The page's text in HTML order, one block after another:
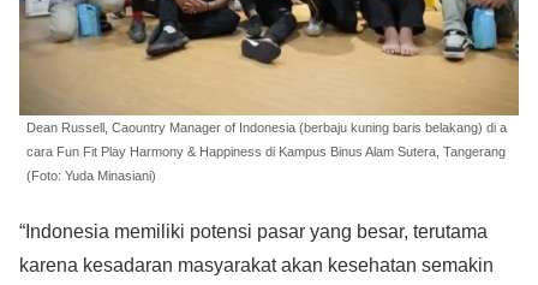
Dean Russell, Caountry Manager of Indonesia (berbaju kuning baris belakang) di a
cara Fun Fit Play Harmony & Happiness di Kampus Binus Alam Sutera, Tangerang
(Foto: Yuda Minasiani)
“Indonesia memiliki potensi pasar yang besar, terutama
karena kesadaran masyarakat akan kesehatan semakin